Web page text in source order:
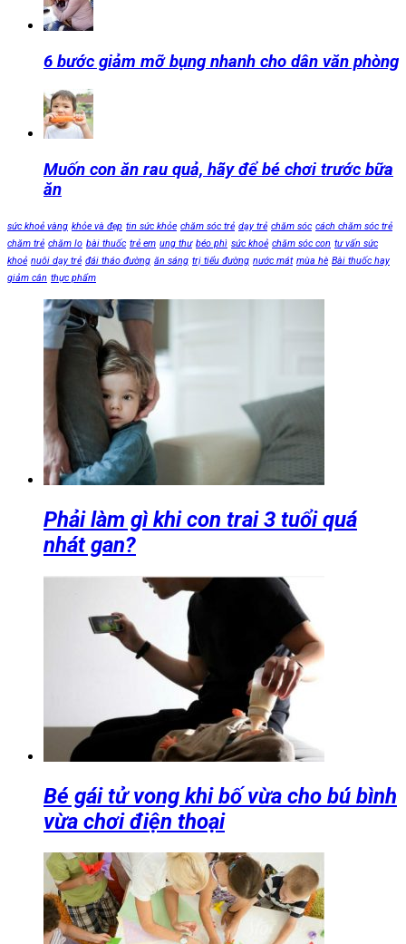
6 bước giảm mỡ bụng nhanh cho dân văn phòng
Muốn con ăn rau quả, hãy để bé chơi trước bữa
ăn
sức khoẻ vàng khỏe và đẹp tin sức khỏe chăm sóc trẻ dạy trẻ chăm sóc cách chăm sóc trẻ
chăm trẻ chăm lo bài thuốc trẻ em ung thư béo phì sức khoẻ chăm sóc con tư vấn sức
khoẻ nuôi dạy trẻ đái tháo đường ăn sáng trị tiểu đường nước mát mùa hè Bài thuốc hay
giảm cân thực phẩm
Phải làm gì khi con trai 3 tuổi quá
nhát gan?
Bé gái tử vong khi bố vừa cho bú bình
vừa chơi điện thoại